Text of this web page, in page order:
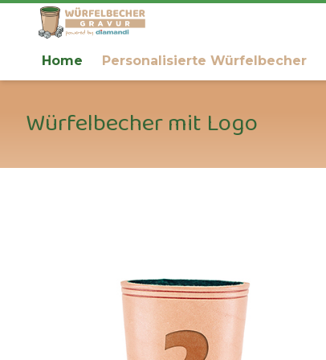
Home Personalisierte Würfelbecher
Würfelbecher mit Logo